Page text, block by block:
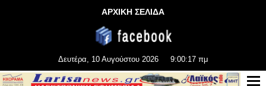
ΑΡΧΙΚΗ ΣΕΛΙΔΑ
Δευτέρα, 10 Αυγούστου 2026 9:00:17 πμ